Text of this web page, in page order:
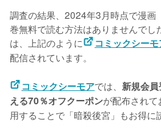
調査の結果、2024年3月時点で漫画
巻無料で読む方法はありませんでし
は、上記のように
コミックシー
配信されています。
コミックシーモアでは、 新規会
える70％オフクーポンが配布され
用することで「暗殺後宮」もお得に